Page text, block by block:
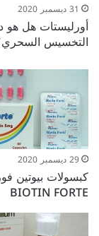
31 ديسمبر 2020
أورليستات هل هو
التخسيس
29 ديسمبر 2020
كبسولات بيوتين
BIOTIN FORTE